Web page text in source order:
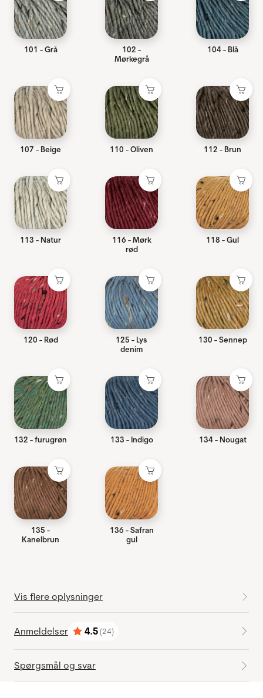
101 - Grå
102 -
Mørkegrå
104 - Blå
107 - Beige 110 - Oliven 112 - Brun
113 - Natur
116 - Mørk
rød
118 - Gul
120 - Rød
125 - Lys
denim
130 - Sennep
132 - furugrøn 133 - Indigo 134 - Nougat
135 -
Kanelbrun
136 - Safran
gul
Vis flere oplysninger
Anmeldelser
Vurdering:
4.5(24)
ud af 5 stjerner
Spørgsmål og svar